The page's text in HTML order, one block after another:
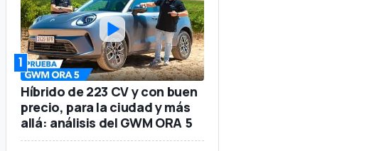
1
Híbrido de 223 CV y con buen
precio, para la ciudad y más
allá: análisis del GWM ORA 5